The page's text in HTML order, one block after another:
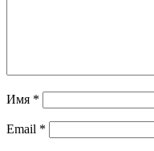
Имя *
Email *